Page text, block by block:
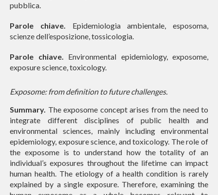
pubblica.
Parole chiave. Epidemiologia ambientale, esposoma,
scienze dell’esposizione, tossicologia.
Parole chiave. Environmental epidemiology, exposome,
exposure science, toxicology.
Exposome: from definition to future challenges.
Summary. The exposome concept arises from the need to
integrate different disciplines of public health and
environmental sciences, mainly including environmental
epidemiology, exposure science, and toxicology. The role of
the exposome is to understand how the totality of an
individual’s exposures throughout the lifetime can impact
human health. The etiology of a health condition is rarely
explained by a single exposure. Therefore, examining the